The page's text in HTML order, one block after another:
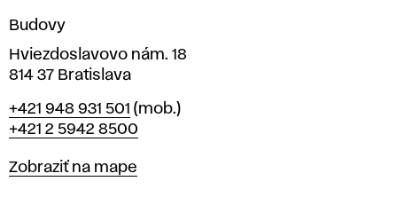
í
v
r
a
i
Budovy
Hviezdoslavovo nám. 18
814 37 Bratislava
Telefón
+421 948 931 501 (mob.)
+421 2 5942 8500
Mapa
Zobraziť na mape